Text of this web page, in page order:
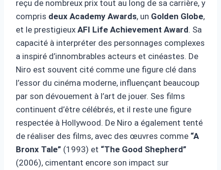
reçu de nombreux prix tout au long de sa carrière, y
compris deux Academy Awards, un Golden Globe,
et le prestigieux AFI Life Achievement Award. Sa
capacité à interpréter des personnages complexes
a inspiré d’innombrables acteurs et cinéastes. De
Niro est souvent cité comme une figure clé dans
l’essor du cinéma moderne, influençant beaucoup
par son dévouement à l’art de jouer. Ses films
continuent d’être célébrés, et il reste une figure
respectée à Hollywood. De Niro a également tenté
de réaliser des films, avec des œuvres comme “A
Bronx Tale” (1993) et “The Good Shepherd”
(2006), cimentant encore son impact sur